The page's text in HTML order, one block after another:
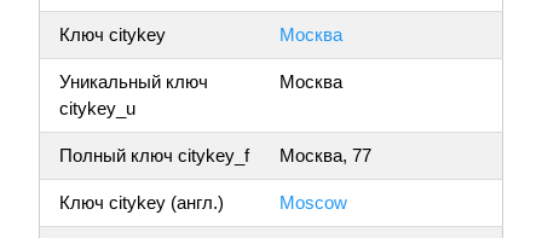
Ключ citykey Москва
Уникальный ключ
citykey_u
Москва
Полный ключ citykey_f Москва, 77
Ключ citykey (англ.) Moscow